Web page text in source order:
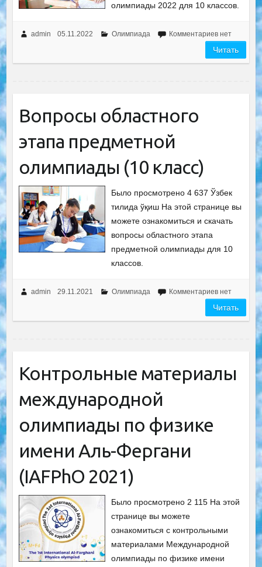
олимпиады 2022 для 10 классов.
admin 05.11.2022 Олимпиада Комментариев нет
Читать
Вопросы областного
этапа предметной
олимпиады (10 класс)
Было просмотрено 4 637 Ўзбек
тилида ўқиш На этой странице вы
можете ознакомиться и скачать
вопросы областного этапа
предметной олимпиады для 10
классов.
admin 29.11.2021 Олимпиада Комментариев нет
Читать
Контрольные материалы
международной
олимпиады по физике
имени Аль-Фергани
(IAFPhO 2021)
Было просмотрено 2 115 На этой
странице вы можете
ознакомиться с контрольными
материалами Международной
олимпиады по физике имени